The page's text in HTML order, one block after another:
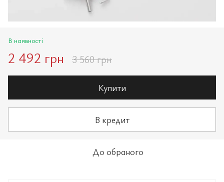
В наявності
2 492 грн 3 560 грн
Купити
В кредит
До обраного